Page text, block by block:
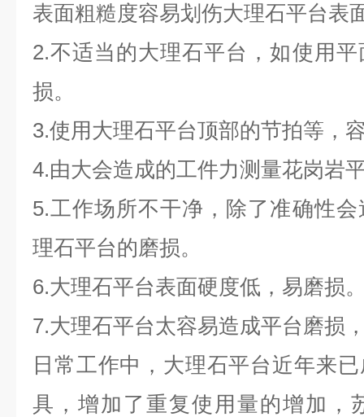
表面粗糙度容易划伤大理石平台表
2.不适当的大理石平台，如使用
损。
3.使用大理石平台顶部的节拍等，
4.由大会造成的工件力测量花岗岩
5.工作场所不干净，除了准确性
理石平台的磨损。
6.大理石平台表面硬度低，易磨损
7.大理石平台太容易造成平台磨损
日常工作中，大理石平台近年来
具，增加了重复使用量的增加，